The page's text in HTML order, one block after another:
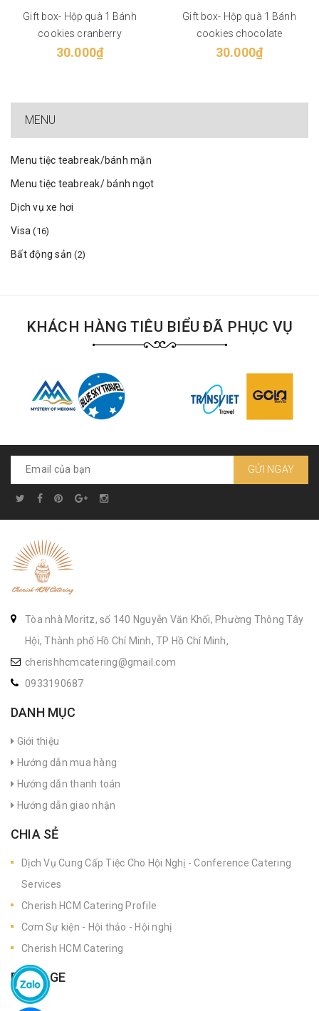
Gift box- Hộp quà 1 Bánh
cookies cranberry
30.000₫
Gift box- Hộp quà 1 Bánh
cookies chocolate
30.000₫
MENU
Menu tiệc teabreak/bánh mặn
Menu tiệc teabreak/ bánh ngọt
Dịch vụ xe hơi
Visa(16)
Bất động sản(2)
KHÁCH HÀNG TIÊU BIỂU ĐÃ PHỤC VỤ
GỬI NGAY
Tòa nhà Moritz, số 140 Nguyễn Văn Khối, Phường Thông Tây
Hội, Thành phố Hồ Chí Minh, TP Hồ Chí Minh,
cherishhcmcatering@gmail.com
0933190687
DANH MỤC
Giới thiệu
Hướng dẫn mua hàng
Hướng dẫn thanh toán
Hướng dẫn giao nhận
CHIA SẺ
Dịch Vụ Cung Cấp Tiệc Cho Hội Nghị - Conference Catering
Services
Cherish HCM Catering Profile
Cơm Sự kiện - Hội thảo - Hội nghị
Cherish HCM Catering
FANPAGE